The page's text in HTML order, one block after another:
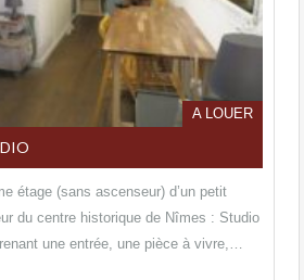
A LOUER
étage (sans ascenseur) d’un petit
du centre historique de Nîmes : Studio
une entrée, une pièce à vivre,…